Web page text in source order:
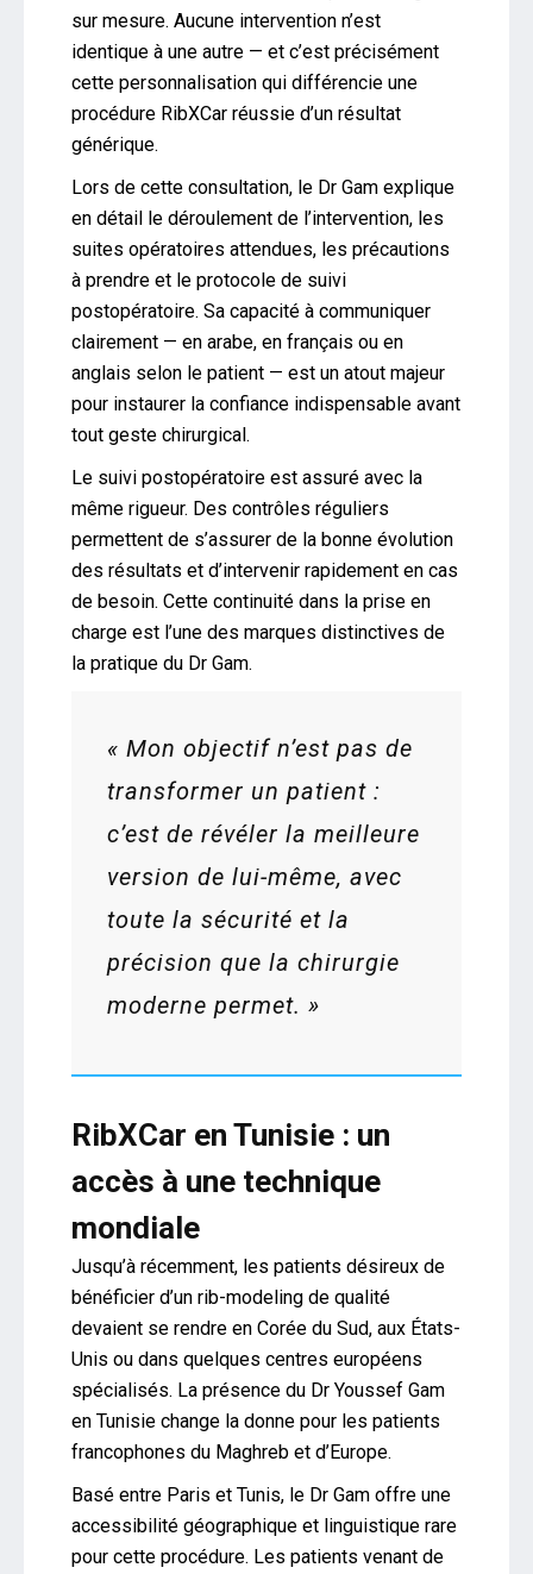
sur mesure. Aucune intervention n’est
identique à une autre — et c’est précisément
cette personnalisation qui différencie une
procédure RibXCar réussie d’un résultat
générique.
Lors de cette consultation, le Dr Gam explique
en détail le déroulement de l’intervention, les
suites opératoires attendues, les précautions
à prendre et le protocole de suivi
postopératoire. Sa capacité à communiquer
clairement — en arabe, en français ou en
anglais selon le patient — est un atout majeur
pour instaurer la confiance indispensable avant
tout geste chirurgical.
Le suivi postopératoire est assuré avec la
même rigueur. Des contrôles réguliers
permettent de s’assurer de la bonne évolution
des résultats et d’intervenir rapidement en cas
de besoin. Cette continuité dans la prise en
charge est l’une des marques distinctives de
la pratique du Dr Gam.
« Mon objectif n’est pas de
transformer un patient :
c’est de révéler la meilleure
version de lui-même, avec
toute la sécurité et la
précision que la chirurgie
moderne permet. »
RibXCar en Tunisie : un
accès à une technique
mondiale
Jusqu’à récemment, les patients désireux de
bénéficier d’un rib-modeling de qualité
devaient se rendre en Corée du Sud, aux États-
Unis ou dans quelques centres européens
spécialisés. La présence du Dr Youssef Gam
en Tunisie change la donne pour les patients
francophones du Maghreb et d’Europe.
Basé entre Paris et Tunis, le Dr Gam offre une
accessibilité géographique et linguistique rare
pour cette procédure. Les patients venant de